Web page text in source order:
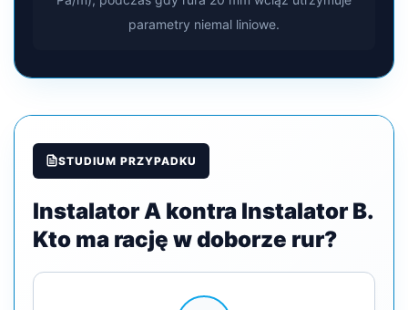
parametry niemal liniowe.
STUDIUM PRZYPADKU
Instalator A kontra Instalator B.
Kto ma rację w doborze rur?